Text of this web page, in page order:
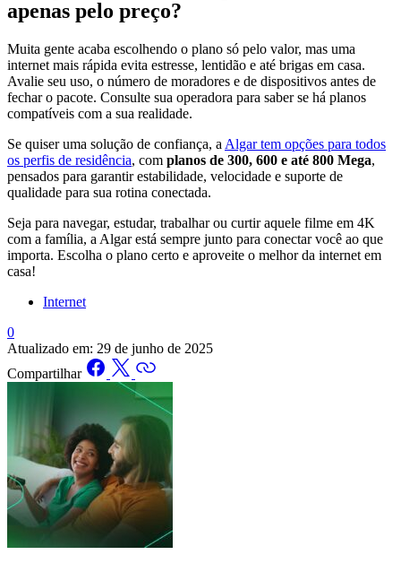
apenas pelo preço?
Muita gente acaba escolhendo o plano só pelo valor, mas uma
internet mais rápida evita estresse, lentidão e até brigas em casa.
Avalie seu uso, o número de moradores e de dispositivos antes de
fechar o pacote. Consulte sua operadora para saber se há planos
compatíveis com a sua realidade.
Se quiser uma solução de confiança, a Algar tem opções para todos
os perfis de residência, com planos de 300, 600 e até 800 Mega,
pensados para garantir estabilidade, velocidade e suporte de
qualidade para sua rotina conectada.
Seja para navegar, estudar, trabalhar ou curtir aquele filme em 4K
com a família, a Algar está sempre junto para conectar você ao que
importa. Escolha o plano certo e aproveite o melhor da internet em
casa!
Internet
0
Atualizado em: 29 de junho de 2025
Compartilhar